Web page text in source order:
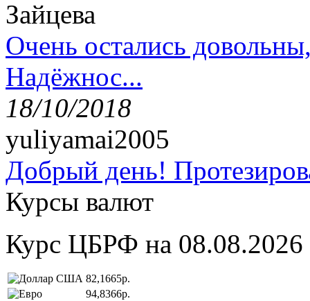
Зайцева
Очень остались
Надёжнос...
18/10/2018
yuliyamai2005
Добрый день!
Курсы валют
Курс ЦБРФ на 08.08.2026
82,1665р.
94,8366р.